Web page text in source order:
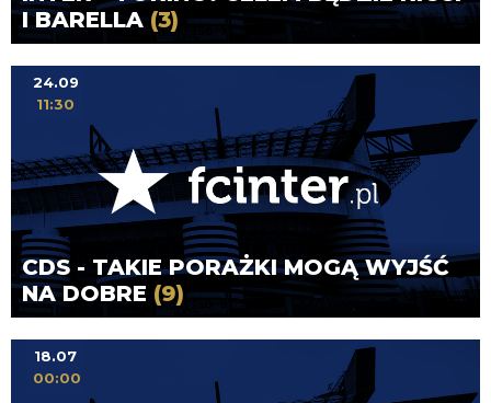
I BARELLA (3)
CDS - TAKIE PORAŻKI MOGĄ WYJŚĆ
NA DOBRE (9)
24.09
11:30
18.07
00:00